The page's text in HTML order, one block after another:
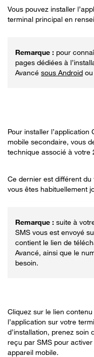
Vous pouvez installer
terminal principal en
pour
pages dédiées à
Avancé sous Android ou
Pour installer
mobile secondaire, vous
technique associé à votre
Ce dernier est différent
vous êtes habituellement
suite à
SMS vous est envoyé
contient le lien de
Avancé, ainsi que le
besoin.
Cliquez sur le lien
l’application sur votre
d’installation, prenez soin
reçu par SMS pour
appareil mobile.